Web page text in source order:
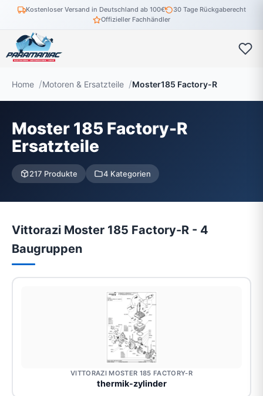
Kostenloser Versand in Deutschland ab 100€
30 Tage Rückgaberecht
Offizieller Fachhändler
Home Motoren & Ersatzteile Moster185 Factory-R
Moster 185 Factory-R
Ersatzteile
217 Produkte 4 Kategorien
Vittorazi Moster 185 Factory-R - 4
Baugruppen
VITTORAZI MOSTER 185 FACTORY-R
thermik-zylinder